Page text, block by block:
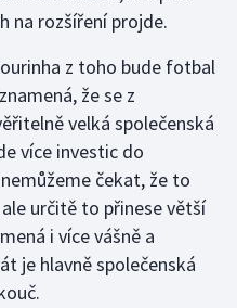
na rozšíření projde.
z toho bude fotbal
že se z
velká společenská
více investic do
čekat, že to
určitě to přinese větší
i více vášně a
je hlavně společenská